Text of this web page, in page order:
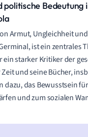
politische Bedeutung
Armut, Ungleichheit
ist ein zentrales
ein starker Kritiker der
und seine Bücher,
dazu, das Bewusstsein
und zum sozialen